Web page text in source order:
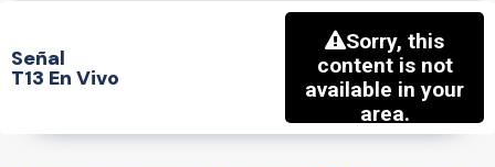
Señal
T13 En Vivo